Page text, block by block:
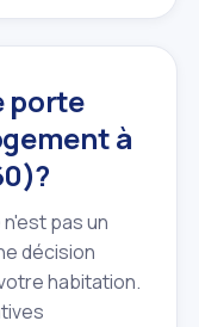
porte
à
pas un
décision
habitation.